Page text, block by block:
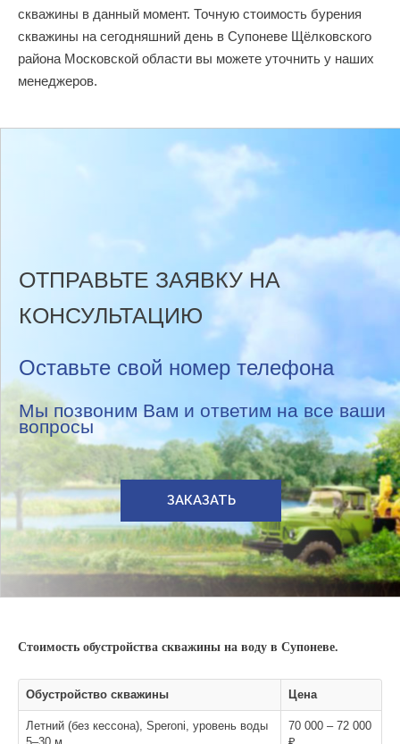
скважины в данный момент. Точную стоимость бурения
скважины на сегодняшний день в Супоневе Щёлковского
района Московской области вы можете уточнить у наших
менеджеров.
ОТПРАВЬТЕ ЗАЯВКУ НА
КОНСУЛЬТАЦИЮ
Оставьте свой номер телефона
Мы позвоним Вам и ответим на все ваши
вопросы
ЗАКАЗАТЬ
Стоимость обустройства скважины на воду в Супоневе.
Обустройство скважины Цена
Летний (без кессона), Speroni, уровень воды
5–30 м
70 000 – 72 000
₽